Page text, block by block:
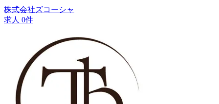
株式会社ズコーシャ
求人 0件